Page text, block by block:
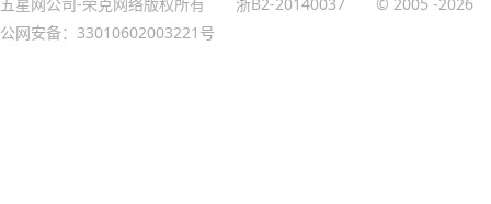
五星网公司-荣克网络版权所有 浙B2-20140037 © 2005 -2026
公网安备：33010602003221号